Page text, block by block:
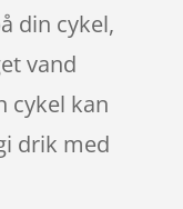
din cykel,
vand
cykel kan
drik med